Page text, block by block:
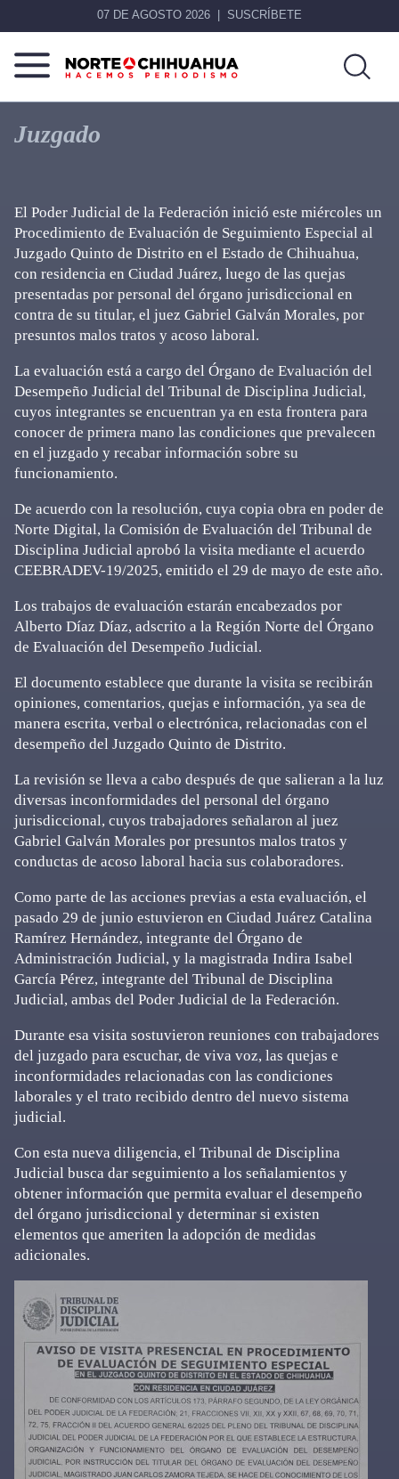
07 DE AGOSTO 2026 SUSCRÍBETE
Norte
De
Chihuahua
Más
que
noticias,
Juzgado
El Poder Judicial de la Federación inició este miércoles un
Procedimiento de Evaluación de Seguimiento Especial al
Juzgado Quinto de Distrito en el Estado de Chihuahua,
con residencia en Ciudad Juárez, luego de las quejas
presentadas por personal del órgano jurisdiccional en
contra de su titular, el juez Gabriel Galván Morales, por
presuntos malos tratos y acoso laboral.
La evaluación está a cargo del Órgano de Evaluación del
Desempeño Judicial del Tribunal de Disciplina Judicial,
cuyos integrantes se encuentran ya en esta frontera para
conocer de primera mano las condiciones que prevalecen
en el juzgado y recabar información sobre su
funcionamiento.
De acuerdo con la resolución, cuya copia obra en poder de
Norte Digital, la Comisión de Evaluación del Tribunal de
Disciplina Judicial aprobó la visita mediante el acuerdo
CEEBRADEV-19/2025, emitido el 29 de mayo de este año.
Los trabajos de evaluación estarán encabezados por
Alberto Díaz Díaz, adscrito a la Región Norte del Órgano
de Evaluación del Desempeño Judicial.
El documento establece que durante la visita se recibirán
opiniones, comentarios, quejas e información, ya sea de
manera escrita, verbal o electrónica, relacionadas con el
desempeño del Juzgado Quinto de Distrito.
La revisión se lleva a cabo después de que salieran a la luz
diversas inconformidades del personal del órgano
jurisdiccional, cuyos trabajadores señalaron al juez
Gabriel Galván Morales por presuntos malos tratos y
conductas de acoso laboral hacia sus colaboradores.
Como parte de las acciones previas a esta evaluación, el
pasado 29 de junio estuvieron en Ciudad Juárez Catalina
Ramírez Hernández, integrante del Órgano de
Administración Judicial, y la magistrada Indira Isabel
García Pérez, integrante del Tribunal de Disciplina
Judicial, ambas del Poder Judicial de la Federación.
Durante esa visita sostuvieron reuniones con trabajadores
del juzgado para escuchar, de viva voz, las quejas e
inconformidades relacionadas con las condiciones
laborales y el trato recibido dentro del nuevo sistema
judicial.
Con esta nueva diligencia, el Tribunal de Disciplina
Judicial busca dar seguimiento a los señalamientos y
obtener información que permita evaluar el desempeño
del órgano jurisdiccional y determinar si existen
elementos que ameriten la adopción de medidas
adicionales.